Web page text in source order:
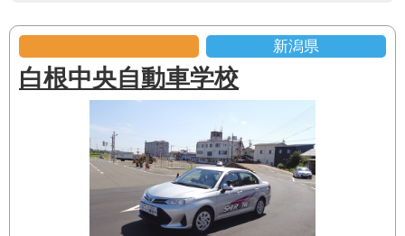
新潟県
白根中央自動車学校